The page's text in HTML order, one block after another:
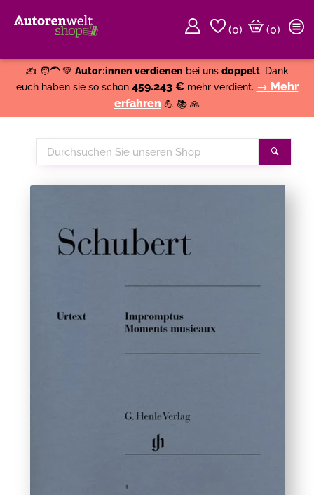
(0)
(0)
✍️ 🧑‍🦱 💚 Autor:innen verdienen bei uns doppelt. Dank
euch haben sie so schon 459.243 € mehr verdient. → Mehr
erfahren 💪 📚 🙏
Durchsuchen
Sie